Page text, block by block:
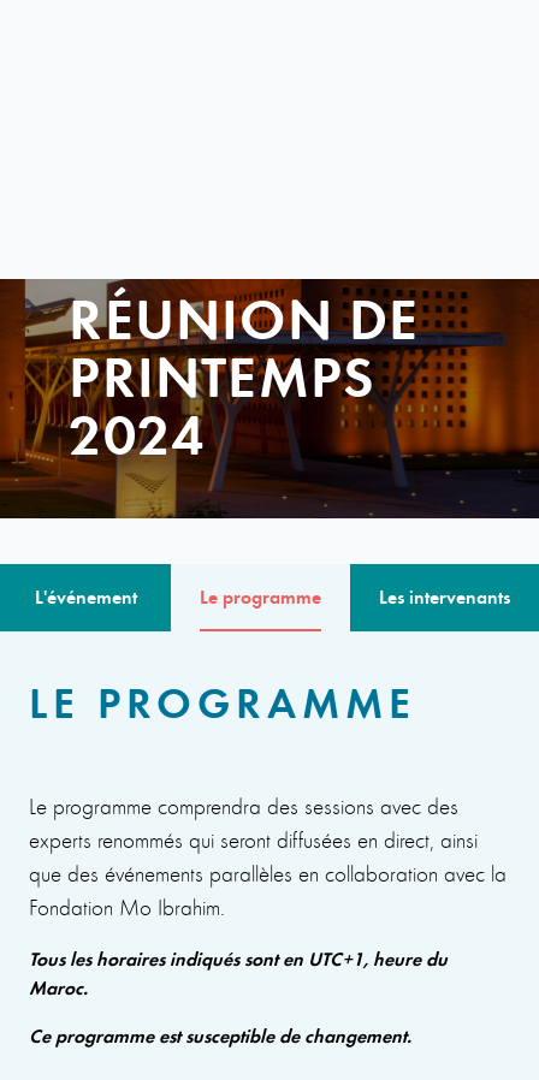
RÉUNION DE
PRINTEMPS
2024
L'événement Le programme Les intervenants
LE PROGRAMME
Le programme comprendra des sessions avec des
experts renommés qui seront diffusées en direct, ainsi
que des événements parallèles en collaboration avec la
Fondation Mo Ibrahim.
Tous les horaires indiqués sont en UTC+1, heure du
Maroc.
Ce programme est susceptible de changement.